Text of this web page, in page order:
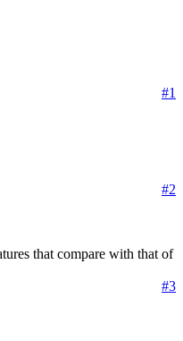
#1
#2
that compare with that of
#3